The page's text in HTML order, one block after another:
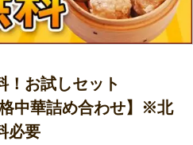
！お試しセット
中華詰め合わせ】※北
必要